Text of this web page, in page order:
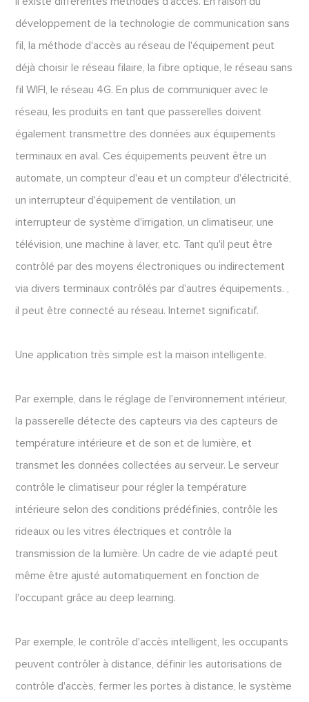
développement de la technologie de communication sans
fil, la méthode d'accès au réseau de l'équipement peut
déjà choisir le réseau filaire, la fibre optique, le réseau sans
fil WIFI, le réseau 4G. En plus de communiquer avec le
réseau, les produits en tant que passerelles doivent
également transmettre des données aux équipements
terminaux en aval. Ces équipements peuvent être un
automate, un compteur d'eau et un compteur d'électricité,
un interrupteur d'équipement de ventilation, un
interrupteur de système d'irrigation, un climatiseur, une
télévision, une machine à laver, etc. Tant qu'il peut être
contrôlé par des moyens électroniques ou indirectement
via divers terminaux contrôlés par d'autres équipements. ,
il peut être connecté au réseau. Internet significatif.
Une application très simple est la maison intelligente.
Par exemple, dans le réglage de l'environnement intérieur,
la passerelle détecte des capteurs via des capteurs de
température intérieure et de son et de lumière, et
transmet les données collectées au serveur. Le serveur
contrôle le climatiseur pour régler la température
intérieure selon des conditions prédéfinies, contrôle les
rideaux ou les vitres électriques et contrôle la
transmission de la lumière. Un cadre de vie adapté peut
même être ajusté automatiquement en fonction de
l'occupant grâce au deep learning.
Par exemple, le contrôle d'accès intelligent, les occupants
peuvent contrôler à distance, définir les autorisations de
contrôle d'accès, fermer les portes à distance, le système